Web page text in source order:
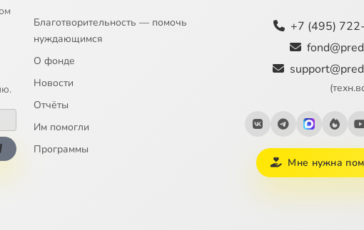
Благотворительность — помочь
нуждающимся
О фонде
Новости
Отчёты
Им помогли
Программы
+7 (495)
Мне нужна